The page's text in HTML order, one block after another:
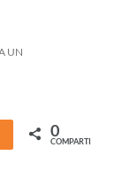
UN
Compartir
0
COMPARTIR